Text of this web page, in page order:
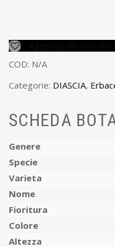
COD: N/A
Categorie: DIASCIA,
SCHEDA
Genere
Specie
Varieta
Nome
Fioritura
Colore
Altezza